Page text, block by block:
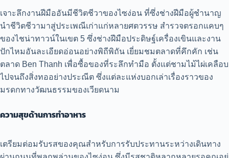
เจาะลึกงานฝีมืออันมีชีวิตชีวาของไซง่อน ที่ซึ่งช่างฝีมือผู้ชำนาญ
นำชีวิตชีวามาสู่ประเพณีเก่าแก่หลายศตวรรษ สำรวจตรอกแคบๆ
ของไชน่าทาวน์ในเขต 5 ซึ่งช่างฝีมือประดิษฐ์เครื่องเขินและงาน
ปักไหมอันละเอียดอ่อนอย่างพิถีพิถัน เยี่ยมชมตลาดที่คึกคัก เช่น
ตลาด Ben Thanh เพื่อซื้อของที่ระลึกทำมือ ตั้งแต่ชามไม้ไผ่เคลือบ
ไปจนถึงสิ่งทออย่างประณีต ซึ่งแต่ละแห่งบอกเล่าเรื่องราวของ
มรดกทางวัฒนธรรมของเวียดนาม
ความสุขด้านการทำอาหาร
เตรียมต่อมรับรสของคุณสำหรับการรับประทานระหว่างเดินทาง